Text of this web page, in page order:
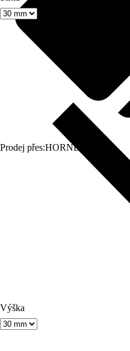
Prodej přes:HORNBACH
Výška